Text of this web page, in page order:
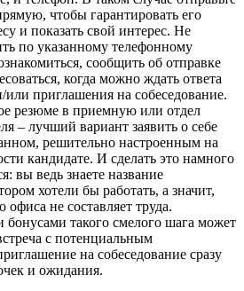
чтобы гарантировать его
и показать свой интерес. Не
по указанному телефонному
сообщить об отправке
когда можно ждать ответа
или приглашения на собеседование.
резюме в приемную или отдел
– лучший вариант заявить о себе
решительно настроенным на
кандидате. И сделать это намного
вы ведь знаете название
хотели бы работать, а значит,
офиса не составляет труда.
такого смелого шага может
с потенциальным
на собеседование сразу
и ожидания.